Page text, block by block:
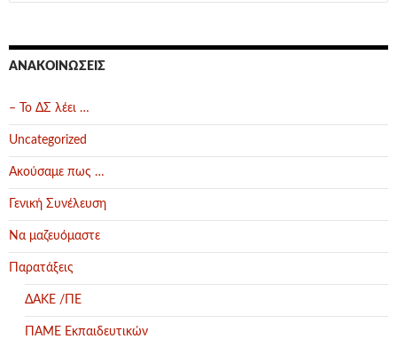
για:
ΑΝΑΚΟΙΝΏΣΕΙΣ
– Το ΔΣ λέει …
Uncategorized
Ακούσαμε πως …
Γενική Συνέλευση
Να μαζευόμαστε
Παρατάξεις
ΔΑΚΕ /ΠΕ
ΠΑΜΕ Εκπαιδευτικών